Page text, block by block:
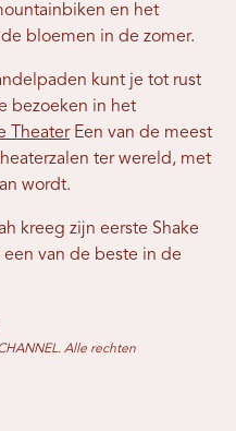
en het
bloemen in de zomer.
kunt je tot rust
bezoeken in het
TheaterEen van de meest
ter wereld, met
wordt.
kreeg zijn eerste Shake
van de beste in de